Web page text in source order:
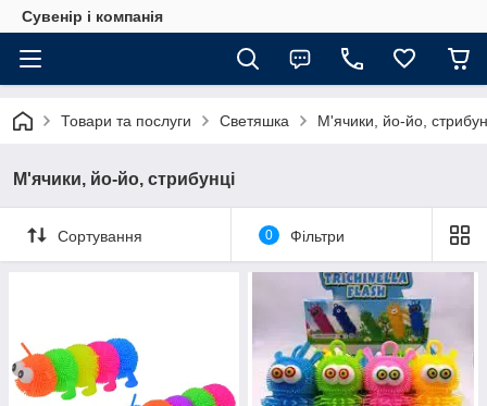
Сувенір і компанія
Товари та послуги Светяшка М'ячики, йо-йо,
М'ячики, йо-йо, стрибунці
Сортування 0 Фільтри